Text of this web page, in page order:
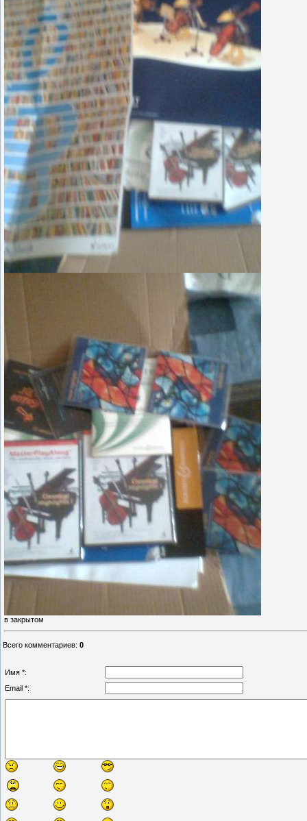
в закрытом
Всего комментариев: 0
Имя *:
Email *: